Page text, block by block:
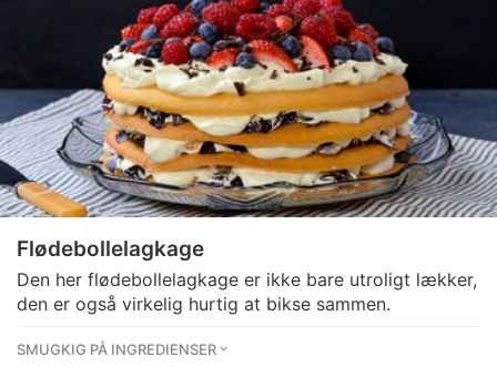
Flødebollelagkage
Den her flødebollelagkage er ikke bare utroligt lækker,
den er også virkelig hurtig at bikse sammen.
SMUGKIG PÅ INGREDIENSER